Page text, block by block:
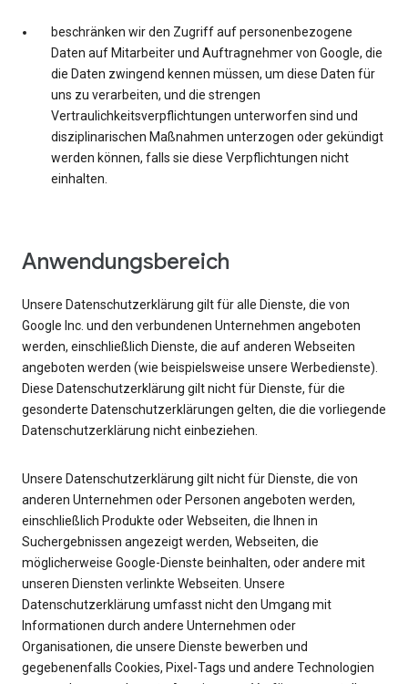
beschränken wir den Zugriff auf personenbezogene
Daten auf Mitarbeiter und Auftragnehmer von Google, die
die Daten zwingend kennen müssen, um diese Daten für
uns zu verarbeiten, und die strengen
Vertraulichkeitsverpflichtungen unterworfen sind und
disziplinarischen Maßnahmen unterzogen oder gekündigt
werden können, falls sie diese Verpflichtungen nicht
einhalten.
Anwendungsbereich
Unsere Datenschutzerklärung gilt für alle Dienste, die von
Google Inc. und den verbundenen Unternehmen angeboten
werden, einschließlich Dienste, die auf anderen Webseiten
angeboten werden (wie beispielsweise unsere Werbedienste).
Diese Datenschutzerklärung gilt nicht für Dienste, für die
gesonderte Datenschutzerklärungen gelten, die die vorliegende
Datenschutzerklärung nicht einbeziehen.
Unsere Datenschutzerklärung gilt nicht für Dienste, die von
anderen Unternehmen oder Personen angeboten werden,
einschließlich Produkte oder Webseiten, die Ihnen in
Suchergebnissen angezeigt werden, Webseiten, die
möglicherweise Google-Dienste beinhalten, oder andere mit
unseren Diensten verlinkte Webseiten. Unsere
Datenschutzerklärung umfasst nicht den Umgang mit
Informationen durch andere Unternehmen oder
Organisationen, die unsere Dienste bewerben und
gegebenenfalls Cookies, Pixel-Tags und andere Technologien